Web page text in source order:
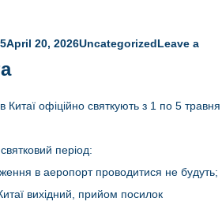
April 20, 2026UncategorizedLeave a
Китаї офіційно святкують з 1 по 5 травня
період:
в аеропорт проводитися не будуть;
вихідний, прийом посилок